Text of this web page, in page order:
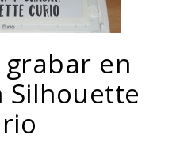
en
Silhouette